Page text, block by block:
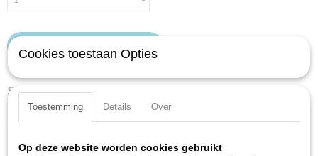
Specificaties
EAN code
Omschrijving
Korte uitvoering
Cookies toestaan Opties
Toestemming Details Over
Op deze website worden cookies gebruikt